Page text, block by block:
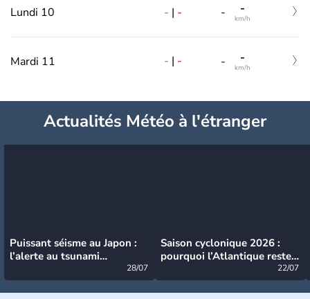
Lundi 10 - | - - -
km/h
Mardi 11 - | - - -
km/h
Actualités Météo à l'étranger
Puissant séisme au Japon :
l’alerte au tsunami
28/07
Saison cyclonique 2026 :
pourquoi l’Atlantique reste
22/07